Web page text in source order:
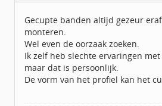
Leeftijd:
63
Berichten:
518
Geregistreerd:
Gecupte banden altijd gezeur
monteren.
Wel even de oorzaak zoeken.
Ik zelf heb slechte ervaringen
maar dat is persoonlijk.
De vorm van het profiel kan het